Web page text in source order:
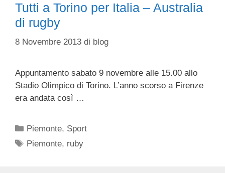
Tutti a Torino per Italia – Australia
di rugby
8 Novembre 2013 di blog
Appuntamento sabato 9 novembre alle 15.00 allo
Stadio Olimpico di Torino. L’anno scorso a Firenze
era andata così …
Categorie
Piemonte, Sport
Tag
Piemonte, ruby